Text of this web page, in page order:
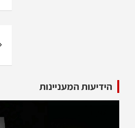
הידיעות המעניינות